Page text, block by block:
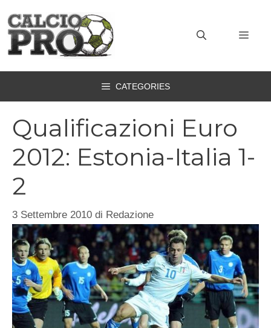
contenuto
CATEGORIES
Qualificazioni Euro
2012: Estonia-Italia 1-
2
3 Settembre 2010 di Redazione